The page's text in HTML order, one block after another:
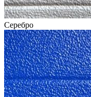
Серебро